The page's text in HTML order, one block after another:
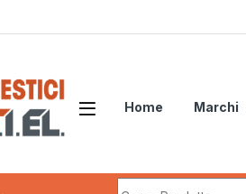
Home Marchi